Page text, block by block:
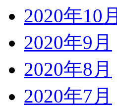
2020年10月
2020年9月
2020年8月
2020年7月